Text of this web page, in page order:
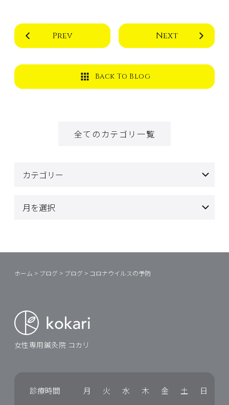
Prev Next
Back To Blog
全てのカテゴリ一覧
ホーム > ブログ > ブログ > コロナウイルスの予防
女性専用鍼灸院 コカリ
診療時間 月 火 水 木 金 土 日